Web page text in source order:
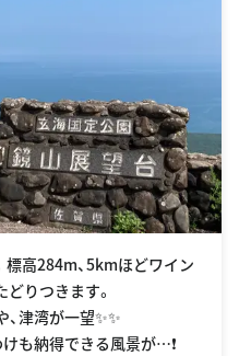
高284m、5kmほどワイン
りつきます。
津湾が一望✨✨
も納得できる風景が…❗️